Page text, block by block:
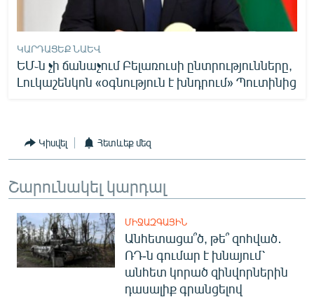
ԿԱՐԴԱՑԵՔ ՆԱԵՎ
ԵՄ֊ն չի ճանաչում Բելառուսի ընտրությունները,
Լուկաշենկոն «օգնություն է խնդրում» Պուտինից
Կիսվել Հետևեք մեզ
Շարունակել կարդալ
ՄԻՋԱԶԳԱՅԻՆ
Անհետացա՞ծ, թե՞ զոհված․
ՌԴ-ն գումար է խնայում՝
անհետ կորած զինվորներին
դասալիք գրանցելով